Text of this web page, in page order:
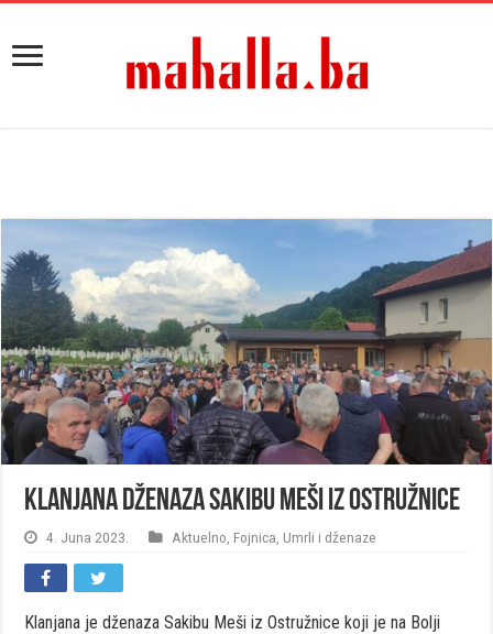
Klanjana dženaza Sakibu Meši iz Ostružnice
4. Juna 2023. Aktuelno Fojnica Umrli i dženaze
Klanjana je dženaza Sakibu Meši iz Ostružnice koji je na Bolji